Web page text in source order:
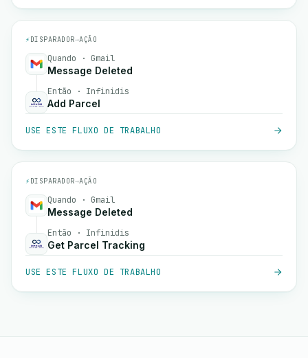
⚡ DISPARADOR→AÇÃO
Quando · Gmail
Message Deleted
Então · Infinidis
Add Parcel
USE ESTE FLUXO DE TRABALHO
⚡ DISPARADOR→AÇÃO
Quando · Gmail
Message Deleted
Então · Infinidis
Get Parcel Tracking
USE ESTE FLUXO DE TRABALHO